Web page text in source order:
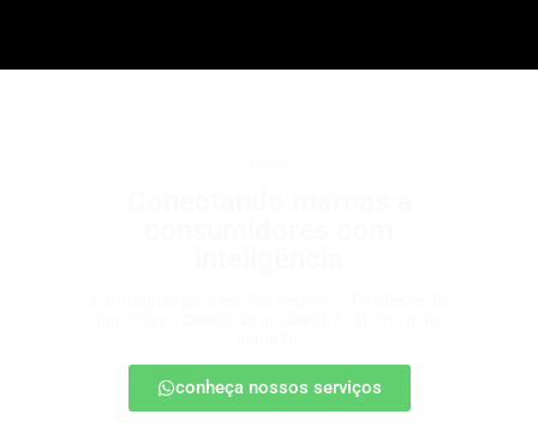
conheça nossos serviços